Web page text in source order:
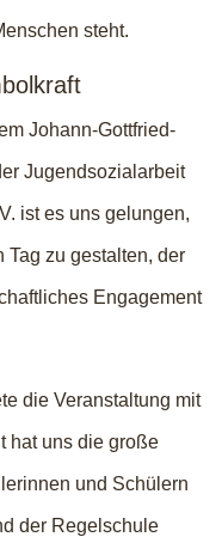
steht.
Johann-Gottfried-
Jugendsozialarbeit
ist es uns gelungen,
Tag zu gestalten, der
Engagement
die Veranstaltung mit
hat uns die große
und Schülern
der Regelschule